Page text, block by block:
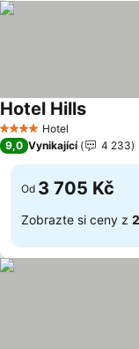
4 Počet hvězdiček
Hotel
Hotel HillsUkázat
9,0 Vynikající 4 233
Od 3 705 Kč
Zobrazte si ceny z